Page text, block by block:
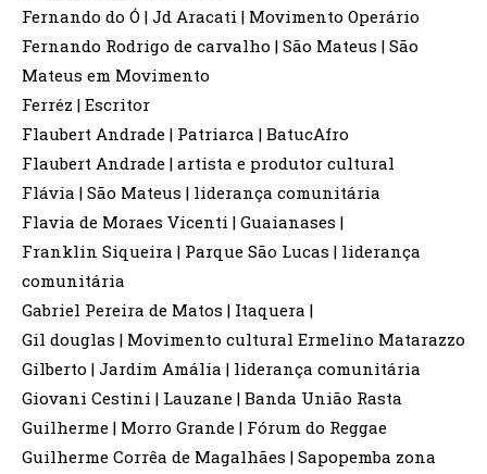
Fernando do Ó | Jd Aracati | Movimento Operário
Fernando Rodrigo de carvalho | São Mateus | São
Mateus em Movimento
Ferréz | Escritor
Flaubert Andrade | Patriarca | BatucAfro
Flaubert Andrade | artista e produtor cultural
Flávia | São Mateus | liderança comunitária
Flavia de Moraes Vicenti | Guaianases |
Franklin Siqueira | Parque São Lucas | liderança
comunitária
Gabriel Pereira de Matos | Itaquera |
Gil douglas | Movimento cultural Ermelino Matarazzo
Gilberto | Jardim Amália | liderança comunitária
Giovani Cestini | Lauzane | Banda União Rasta
Guilherme | Morro Grande | Fórum do Reggae
Guilherme Corrêa de Magalhães | Sapopemba zona